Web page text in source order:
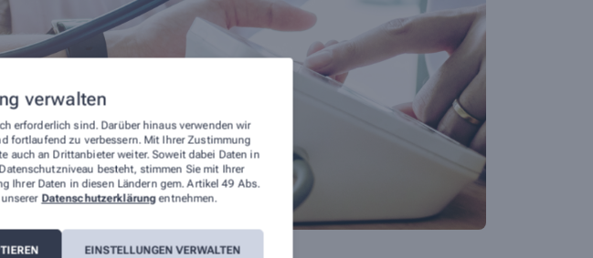
verwalten
erforderlich sind. Darüber hinaus verwenden wir
fortlaufend zu verbessern. Mit Ihrer Zustimmung
auch an Drittanbieter weiter. Soweit dabei Daten in
besteht, stimmen Sie mit Ihrer
Ihrer Daten in diesen Ländern gem. Artikel 49 Abs.
Datenschutzerklärungentnehmen.
EINSTELLUNGEN VERWALTEN